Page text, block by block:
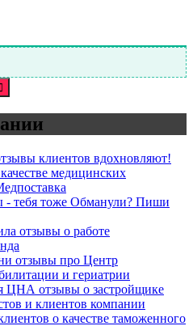
клиентов вдохновляют!
медицинских
- тебя тоже Обманули? Пиши
отзывы о работе
отзывы про Центр
и гериатрии
ЦНА отзывы о застройщике
и клиентов компании
о качестве таможенного